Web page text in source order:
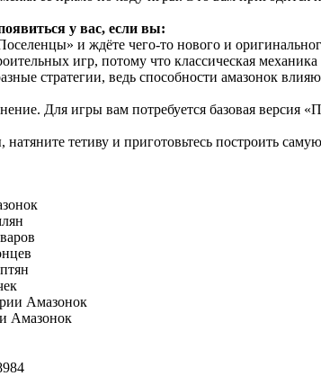
у вас, если вы:
и ждёте чего-то нового и
игр, потому что классическая
стратегии, ведь способности амазонок
Для игры вам потребуется базовая версия
натяните тетиву и приготовьтесь построить
Амазонок​
Амазонок​